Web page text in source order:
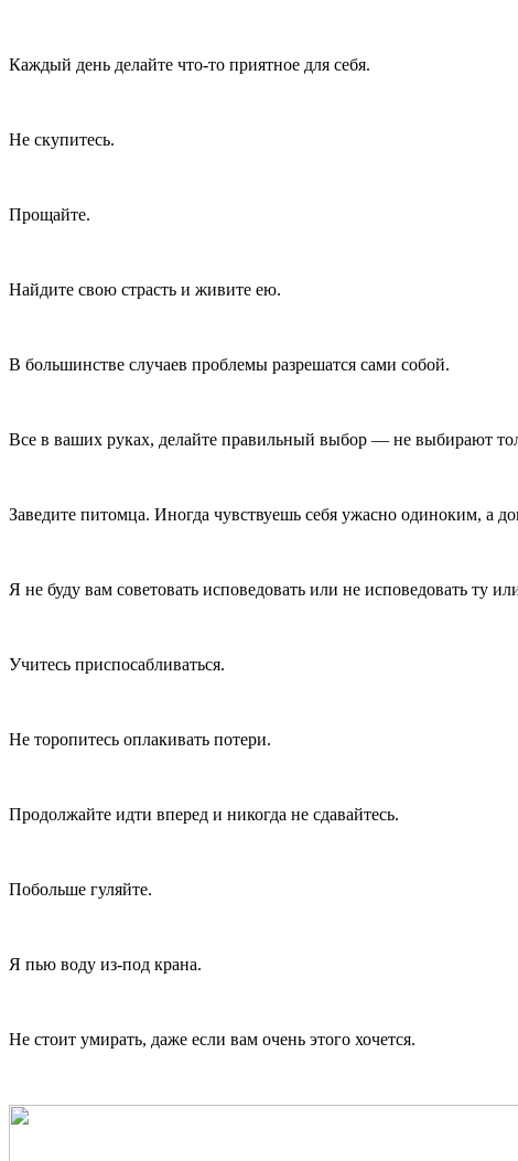
Каждый день делайте что-то приятное для себя.
Не скупитесь.
Прощайте.
Найдите свою страсть и живите ею.
В большинстве случаев проблемы разрешатся сами собой.
Все в ваших руках, делайте правильный выбор — не выбирают
Заведите питомца. Иногда чувствуешь себя ужасно одиноким,
Я не буду вам советовать исповедовать или не исповедовать ту
Учитесь приспосабливаться.
Не торопитесь оплакивать потери.
Продолжайте идти вперед и никогда не сдавайтесь.
Побольше гуляйте.
Я пью воду из-под крана.
Не стоит умирать, даже если вам очень этого хочется.